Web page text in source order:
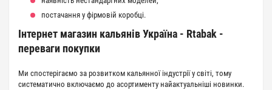
постачання у фірмовій коробці.
Інтернет магазин кальянів Україна - Rtabak -
переваги покупки
Ми спостерігаємо за розвитком кальянної індустрії у світі, тому
систематично включаємо до асортименту найактуальніші новинки.